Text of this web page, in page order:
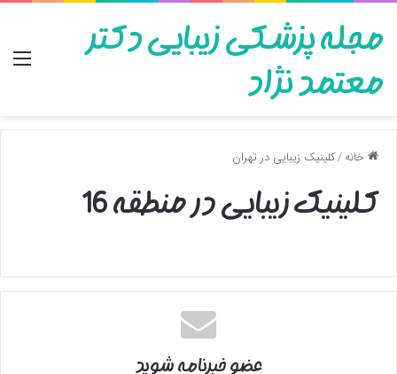
مجله پزشکی زیبایی دکتر
معتمد نژاد
خانه/کلینیک زیبایی در تهران
کلینیک زیبایی در منطقه 16
عضو خبرنامه شوید